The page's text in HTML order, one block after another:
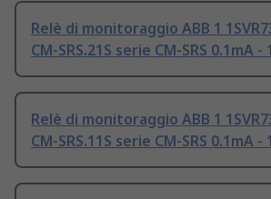
Relè di monitoraggio ABB 1
CM-SRS.21S serie CM-SRS 0.1mA
Relè di monitoraggio ABB 1
CM-SRS.11S serie CM-SRS 0.1mA